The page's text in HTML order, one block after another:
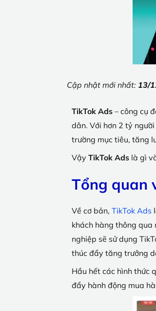
Cập nhật mới nhất: 13/
TikTok Ads – công cụ
dân. Với hơn 2 tỷ
trường mục tiêu, tăng
Vậy TikTok Ads là gì
Tổng quan
Về cơ bản, TikTok Ads
khách hàng thông qua
nghiệp sẽ sử dụng
thúc đẩy tăng trưởng
Hầu hết các hình thức
đẩy hành động mua